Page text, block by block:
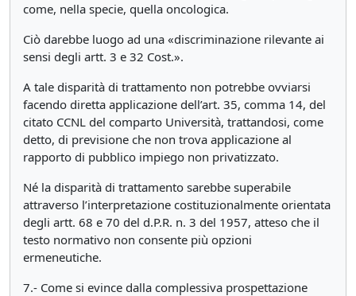
come, nella specie, quella oncologica.
Ciò darebbe luogo ad una «discriminazione rilevante ai
sensi degli artt. 3 e 32 Cost.».
A tale disparità di trattamento non potrebbe ovviarsi
facendo diretta applicazione dell’art. 35, comma 14, del
citato CCNL del comparto Università, trattandosi, come
detto, di previsione che non trova applicazione al
rapporto di pubblico impiego non privatizzato.
Né la disparità di trattamento sarebbe superabile
attraverso l’interpretazione costituzionalmente orientata
degli artt. 68 e 70 del d.P.R. n. 3 del 1957, atteso che il
testo normativo non consente più opzioni
ermeneutiche.
7.- Come si evince dalla complessiva prospettazione